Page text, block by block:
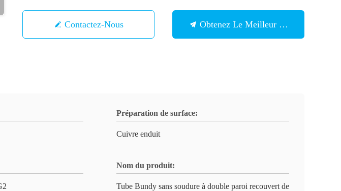
Contactez-Nous Obtenez Le Meilleur Prix
Préparation de surface:
Cuivre enduit
Nom du produit:
Tube Bundy sans soudure à double paroi recouvert de